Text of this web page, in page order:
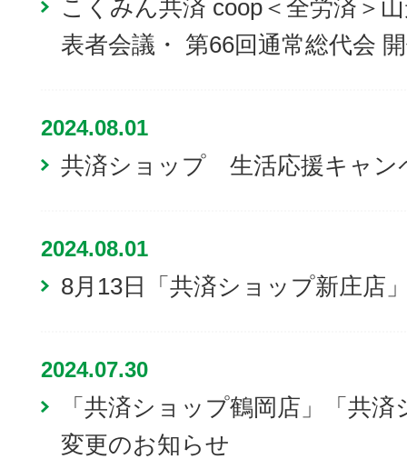
こくみん共済 coop＜全労済＞
表者会議・ 第66回通常総代会
2024.08.01
共済ショップ 生活応援キャン
2024.08.01
8月13日「共済ショップ新庄店
2024.07.30
「共済ショップ鶴岡店」「共
変更のお知らせ